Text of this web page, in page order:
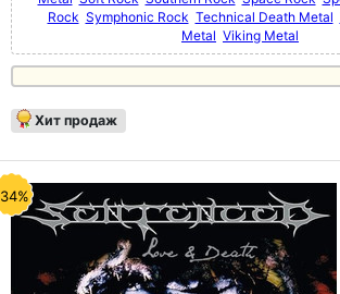
Rock Symphonic Rock Technical Death Metal
Metal Viking Metal
Хит продаж